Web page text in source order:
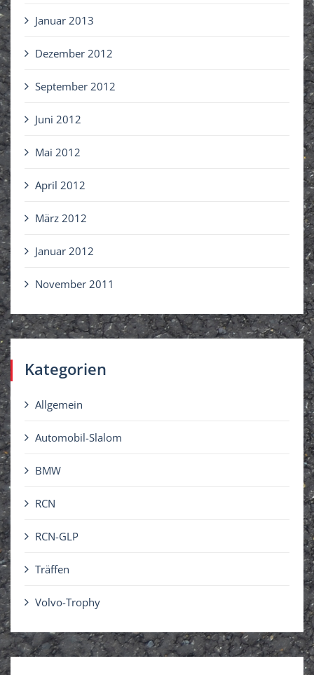
Januar 2013
Dezember 2012
September 2012
Juni 2012
Mai 2012
April 2012
März 2012
Januar 2012
November 2011
Kategorien
Allgemein
Automobil-Slalom
BMW
RCN
RCN-GLP
Träffen
Volvo-Trophy